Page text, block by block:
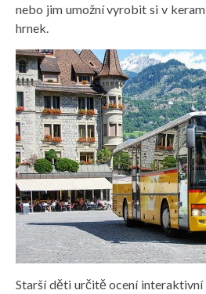
nebo jim umožní vyrobit si v
hrnek.
Starší děti určitě ocení